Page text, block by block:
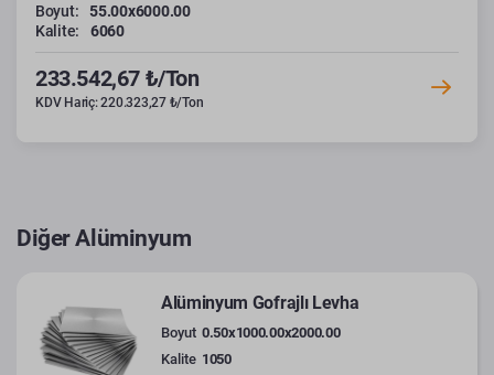
Boyut:
55.00x6000.00
Kalite:
6060
233.542,67 ₺/Ton
KDV Hariç: 220.323,27 ₺/Ton
Diğer Alüminyum
Alüminyum Gofrajlı Levha
Boyut 0.50x1000.00x2000.00
Kalite 1050